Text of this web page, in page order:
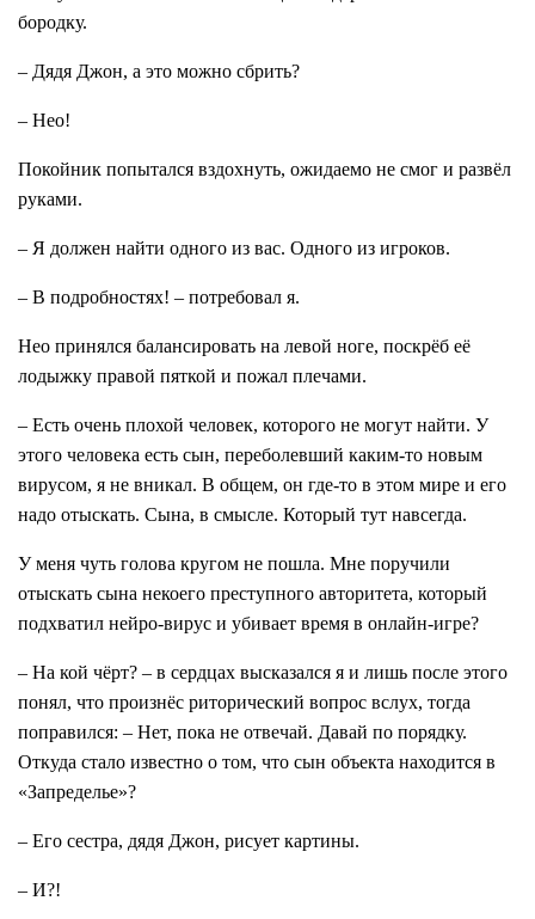
бородку.
– Дядя Джон, а это можно сбрить?
– Нео!
Покойник попытался вздохнуть, ожидаемо не смог и развёл
руками.
– Я должен найти одного из вас. Одного из игроков.
– В подробностях! – потребовал я.
Нео принялся балансировать на левой ноге, поскрёб её
лодыжку правой пяткой и пожал плечами.
– Есть очень плохой человек, которого не могут найти. У
этого человека есть сын, переболевший каким-то новым
вирусом, я не вникал. В общем, он где-то в этом мире и его
надо отыскать. Сына, в смысле. Который тут навсегда.
У меня чуть голова кругом не пошла. Мне поручили
отыскать сына некоего преступного авторитета, который
подхватил нейро-вирус и убивает время в онлайн-игре?
– На кой чёрт? – в сердцах высказался я и лишь после этого
понял, что произнёс риторический вопрос вслух, тогда
поправился: – Нет, пока не отвечай. Давай по порядку.
Откуда стало известно о том, что сын объекта находится в
«Запределье»?
– Его сестра, дядя Джон, рисует картины.
– И?!